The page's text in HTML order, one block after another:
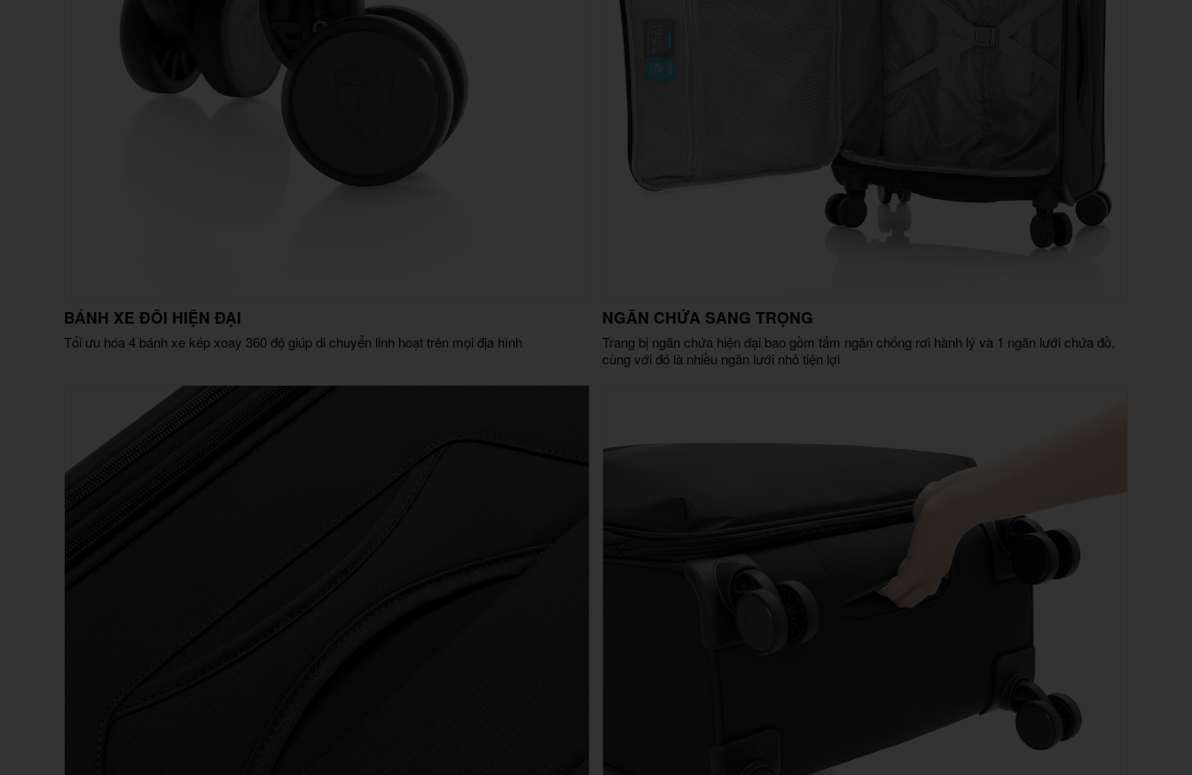
BÁNH XE ĐÔI HIỆN ĐẠI
Tối ưu hóa 4 bánh xe kép xoay 360 độ giúp di chuyển linh hoạt trên mọi địa hình
NGĂN CHỨA SANG TRỌNG
Trang bị ngăn chứa hiện đại bao gồm tấm ngăn chống rơi hành lý và 1 ngăn lưới chứa đồ,
cùng với đó là nhiều ngăn lưới nhỏ tiện lợi